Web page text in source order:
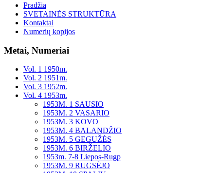
Pradžia
SVETAINĖS STRUKTŪRA
Kontaktai
Numerių kopijos
Metai, Numeriai
Vol. 1 1950m.
Vol. 2 1951m.
Vol. 3 1952m.
Vol. 4 1953m.
1953M. 1 SAUSIO
1953M. 2 VASARIO
1953M. 3 KOVO
1953M. 4 BALANDŽIO
1953M. 5 GEGUŽĖS
1953M. 6 BIRŽELIO
1953m. 7-8 Liepos-Rugp
1953M. 9 RUGSĖJO